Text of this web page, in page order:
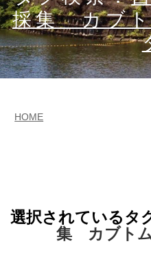
採集 カブ
HOME
選択されているタ
集 カブト